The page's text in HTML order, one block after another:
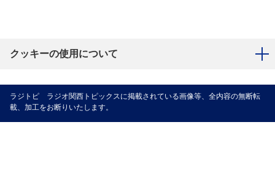
クッキーの使用について
ラジトピ ラジオ関西トピックスに掲載されている画像等、全内容の無断転
載、加工をお断りいたします。